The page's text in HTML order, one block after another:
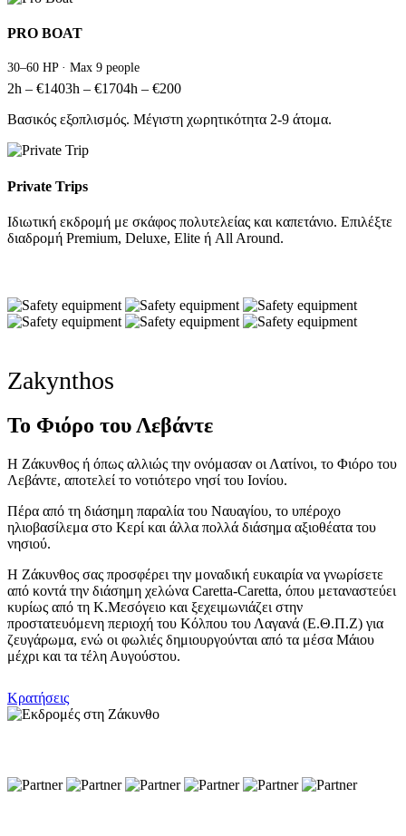
PRO BOAT
30–60 HP · Max 9 people
2h – €1403h – €1704h – €200
Βασικός εξοπλισμός. Μέγιστη χωρητικότητα 2-9 άτομα.
Private Trips
Ιδιωτική εκδρομή με σκάφος πολυτελείας και καπετάνιο. Επιλέξτε
διαδρομή Premium, Deluxe, Elite ή All Around.
Zakynthos
Το Φιόρο του Λεβάντε
Η Ζάκυνθος ή όπως αλλιώς την ονόμασαν οι Λατίνοι, το Φιόρο του
Λεβάντε, αποτελεί το νοτιότερο νησί του Ιονίου.
Πέρα από τη διάσημη παραλία του Ναυαγίου, το υπέροχο
ηλιοβασίλεμα στο Κερί και άλλα πολλά διάσημα αξιοθέατα του
νησιού.
Η Ζάκυνθος σας προσφέρει την μοναδική ευκαιρία να γνωρίσετε
από κοντά την διάσημη χελώνα Caretta-Caretta, όπου μεταναστεύει
κυρίως από τη Κ.Μεσόγειο και ξεχειμωνιάζει στην
προστατευόμενη περιοχή του Κόλπου του Λαγανά (Ε.Θ.Π.Ζ) για
ζευγάρωμα, ενώ οι φωλιές δημιουργούνται από τα μέσα Μάιου
μέχρι και τα τέλη Αυγούστου.
Κρατήσεις